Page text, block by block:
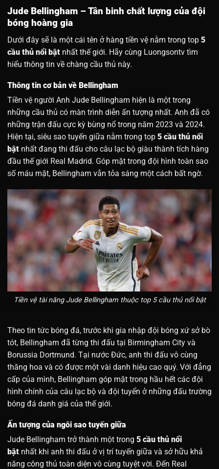
Jude Bellingham – Tân binh chất lượng của đội
bóng hoàng gia
Dưới đây sẽ là một cái tên ở hàng tiền vệ nằm trong top 5
cầu thủ nổi bật nhất thế giới. Hãy cùng Luongsontv tìm
hiểu thông tin về chàng cầu thủ này.
Thông tin cơ bản về Bellingham
Tiền vệ người Anh Jude Bellingham hiện là một trong
những cầu thủ có màn trình diễn ấn tượng nhất. Anh đã có
những trận đấu cực kỳ bùng nổ trong năm 2023 và 2024.
Hiện tại, siêu sao tuyến giữa nằm trong top 5 cầu thủ nổi
bật nhất đang thi đấu cho câu lạc bộ giàu thành tích hàng
đầu thế giới Real Madrid. Góp mặt trong đội hình toàn sao
số máu mặt, Bellingham vẫn tỏa sáng một cách bất ngờ.
Tiền vệ tài năng Jude Bellingham thuộc top 5 cầu thủ nổi bật
Theo tin tức bóng đá, trước khi gia nhập đội bóng xứ sở bò
tót, Bellingham đã từng thi đấu tại Birmingham City và
Borussia Dortmund. Tại nước Đức, anh thi đấu vô cùng
thăng hoa và có được một vài danh hiệu cao quý. Với đẳng
cấp của mình, Bellingham góp mặt trong hầu hết các đội
hình chính của câu lạc bộ và đội tuyển ở những đấu trường
bóng đá danh giá của thế giới.
Ấn tượng của ngôi sao tuyến giữa
Jude Bellingham trở thành một trong 5 cầu thủ nổi
bật nhất khi anh thi đấu ở vị trí tuyến giữa và sở hữu khả
năng công thủ toàn diện vô cùng tuyệt vời. Đến Real